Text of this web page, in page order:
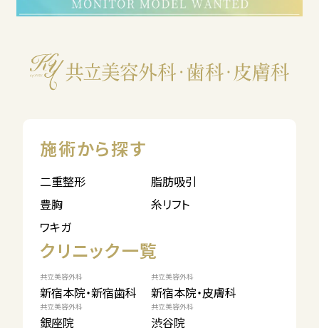
施術から探す
二重整形
脂肪吸引
豊胸
糸リフト
ワキガ
クリニック一覧
共立美容外科
新宿本院・新宿歯科
共立美容外科
新宿本院・皮膚科
共立美容外科
銀座院
共立美容外科
渋谷院